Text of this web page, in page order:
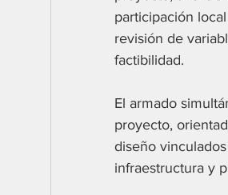
participación
revisión de
factibilidad.
El armado
proyecto,
diseño
infraestructura y